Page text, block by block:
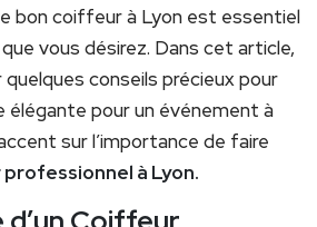
bon coiffeur à Lyon est essentiel
vous désirez. Dans cet article,
quelques conseils précieux pour
élégante pour un événement à
sur l’importance de faire
à Lyon.